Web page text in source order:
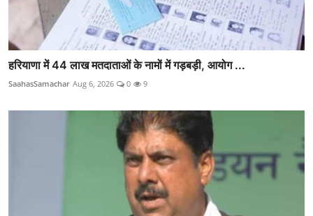
हरियाणा में 44 लाख मतदाताओं के नामों में गड़बड़ी, आयोग ...
SaahasSamachar Aug 6, 2026 0 9